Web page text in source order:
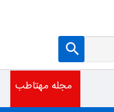
مجله مهتاطب